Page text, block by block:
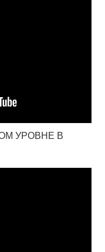
УРОВНЕ В